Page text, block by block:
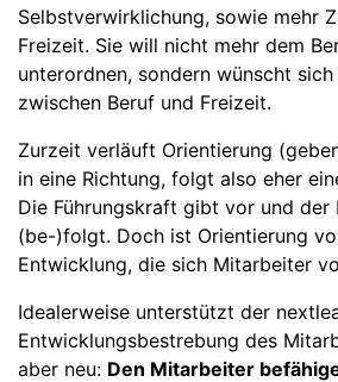
Selbstverwirklichung, sowie mehr
Freizeit. Sie will nicht mehr dem
unterordnen, sondern wünscht
zwischen Beruf und Freizeit.
Zurzeit verläuft Orientierung
in eine Richtung, folgt also eher
Die Führungskraft gibt vor und der
(be-)folgt. Doch ist Orientierung
Entwicklung, die sich Mitarbeiter
Idealerweise unterstützt der
Entwicklungsbestrebung des
aber neu: Den Mitarbeiter